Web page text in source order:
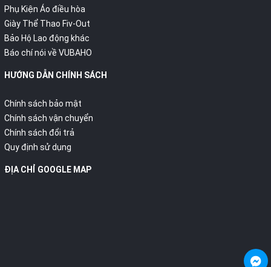
Phụ Kiện Áo điều hòa
Giày Thể Thao Fiv-Out
Bảo Hộ Lao động khác
Báo chí nói về VUBAHO
HƯỚNG DẪN CHÍNH SÁCH
Chính sách bảo mật
Chính sách vận chuyển
Chính sách đổi trả
Quy định sử dụng
ĐỊA CHỈ GOOGLE MAP